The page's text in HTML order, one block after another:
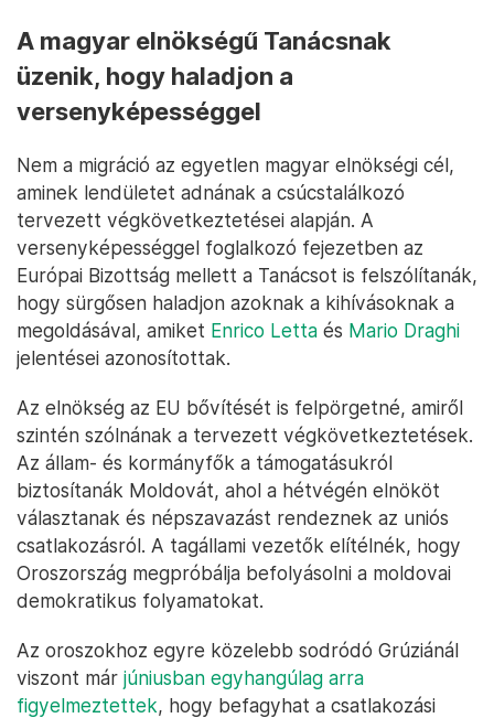
A magyar elnökségű Tanácsnak
üzenik, hogy haladjon a
versenyképességgel
Nem a migráció az egyetlen magyar elnökségi cél,
aminek lendületet adnának a csúcstalálkozó
tervezett végkövetkeztetései alapján. A
versenyképességgel foglalkozó fejezetben az
Európai Bizottság mellett a Tanácsot is felszólítanák,
hogy sürgősen haladjon azoknak a kihívásoknak a
megoldásával, amiket Enrico Letta és Mario Draghi
jelentései azonosítottak.
Az elnökség az EU bővítését is felpörgetné, amiről
szintén szólnának a tervezett végkövetkeztetések.
Az állam- és kormányfők a támogatásukról
biztosítanák Moldovát, ahol a hétvégén elnököt
választanak és népszavazást rendeznek az uniós
csatlakozásról. A tagállami vezetők elítélnék, hogy
Oroszország megpróbálja befolyásolni a moldovai
demokratikus folyamatokat.
Az oroszokhoz egyre közelebb sodródó Grúziánál
viszont már júniusban egyhangúlag arra
figyelmeztettek, hogy befagyhat a csatlakozási